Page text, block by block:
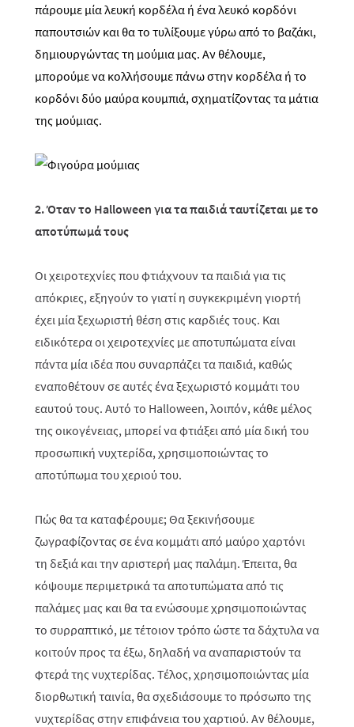
πάρουμε μία λευκή κορδέλα ή ένα λευκό κορδόνι
παπουτσιών και θα το τυλίξουμε γύρω από το βαζάκι,
δημιουργώντας τη μούμια μας. Αν θέλουμε,
μπορούμε να κολλήσουμε πάνω στην κορδέλα ή το
κορδόνι δύο μαύρα κουμπιά, σχηματίζοντας τα μάτια
της μούμιας.
2. Όταν το Halloween για τα παιδιά ταυτίζεται με το
αποτύπωμά τους
Οι χειροτεχνίες που φτιάχνουν τα παιδιά για τις
απόκριες, εξηγούν το γιατί η συγκεκριμένη γιορτή
έχει μία ξεχωριστή θέση στις καρδιές τους. Και
ειδικότερα οι χειροτεχνίες με αποτυπώματα είναι
πάντα μία ιδέα που συναρπάζει τα παιδιά, καθώς
εναποθέτουν σε αυτές ένα ξεχωριστό κομμάτι του
εαυτού τους. Αυτό το Halloween, λοιπόν, κάθε μέλος
της οικογένειας, μπορεί να φτιάξει από μία δική του
προσωπική νυχτερίδα, χρησιμοποιώντας το
αποτύπωμα του χεριού του.
Πώς θα τα καταφέρουμε; Θα ξεκινήσουμε
ζωγραφίζοντας σε ένα κομμάτι από μαύρο χαρτόνι
τη δεξιά και την αριστερή μας παλάμη. Έπειτα, θα
κόψουμε περιμετρικά τα αποτυπώματα από τις
παλάμες μας και θα τα ενώσουμε χρησιμοποιώντας
το συρραπτικό, με τέτοιον τρόπο ώστε τα δάχτυλα να
κοιτούν προς τα έξω, δηλαδή να αναπαριστούν τα
φτερά της νυχτερίδας. Τέλος, χρησιμοποιώντας μία
διορθωτική ταινία, θα σχεδιάσουμε το πρόσωπο της
νυχτερίδας στην επιφάνεια του χαρτιού. Αν θέλουμε,